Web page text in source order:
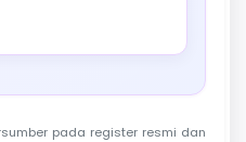
pada register resmi dan